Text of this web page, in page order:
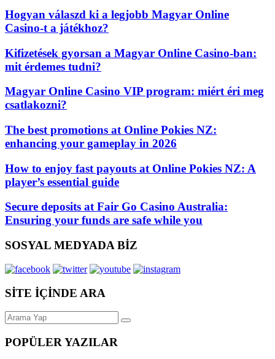
Hogyan válaszd ki a legjobb Magyar Online
Casino-t a játékhoz?
Kifizetések gyorsan a Magyar Online Casino-ban:
mit érdemes tudni?
Magyar Online Casino VIP program: miért éri meg
csatlakozni?
The best promotions at Online Pokies NZ:
enhancing your gameplay in 2026
How to enjoy fast payouts at Online Pokies NZ: A
player’s essential guide
Secure deposits at Fair Go Casino Australia:
Ensuring your funds are safe while you
SOSYAL MEDYADA BİZ
SİTE İÇİNDE ARA
POPÜLER YAZILAR